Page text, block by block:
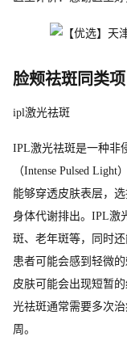
脸颊祛斑同类项
ipl激光祛斑
IPL激光祛斑是一种非
（Intense Pulsed
能够穿透皮肤表层，
身体代谢排出。IPL激
斑、老年斑等，同时
患者可能会感到轻微
皮肤可能会出现短暂
光祛斑通常需要多次
周。